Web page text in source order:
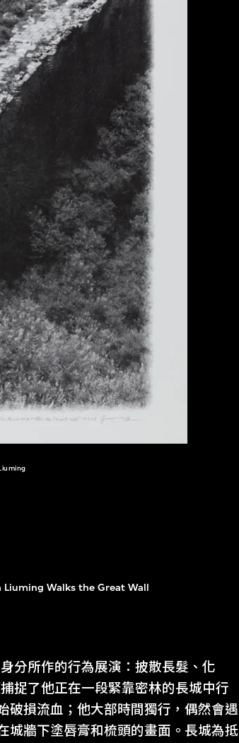
Liuming Walks the Great Wall
分所作的行為展演：披散長髮、化
捉了他正在一段緊靠密林的長城中行
破損流血；他大部時間獨行，偶然會遇
城牆下塗唇膏和梳頭的畫面。長城為抵